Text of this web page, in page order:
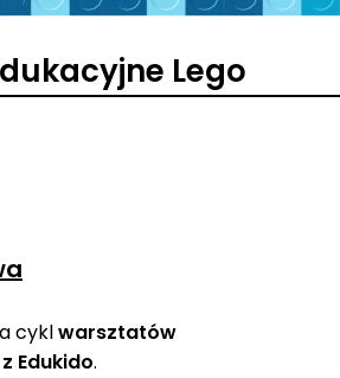
Lego
cyklwarsztatów
Edukido.